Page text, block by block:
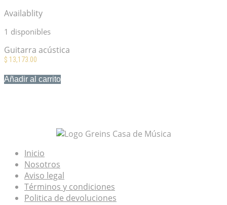
Availablity
1 disponibles
Guitarra acústica
$ 13,173.00
Añadir al carrito
Inicio
Nosotros
Aviso legal
Términos y condiciones
Politica de devoluciones